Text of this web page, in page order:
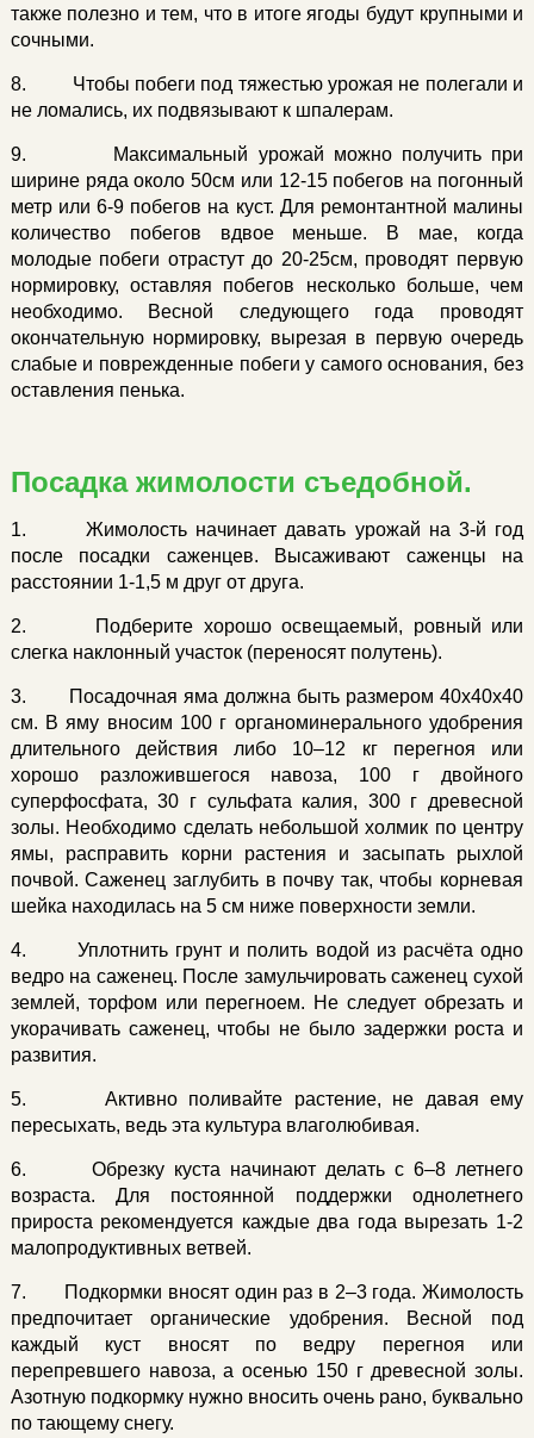
также полезно и тем, что в итоге ягоды будут крупными и
сочными.
8. Чтобы побеги под тяжестью урожая не полегали и
не ломались, их подвязывают к шпалерам.
9. Максимальный урожай можно получить при
ширине ряда около 50см или 12-15 побегов на погонный
метр или 6-9 побегов на куст. Для ремонтантной малины
количество побегов вдвое меньше. В мае, когда
молодые побеги отрастут до 20-25см, проводят первую
нормировку, оставляя побегов несколько больше, чем
необходимо. Весной следующего года проводят
окончательную нормировку, вырезая в первую очередь
слабые и поврежденные побеги у самого основания, без
оставления пенька.
Посадка жимолости съедобной.
1. Жимолость начинает давать урожай на 3-й год
после посадки саженцев. Высаживают саженцы на
расстоянии 1-1,5 м друг от друга.
2. Подберите хорошо освещаемый, ровный или
слегка наклонный участок (переносят полутень).
3. Посадочная яма должна быть размером 40х40х40
см. В яму вносим 100 г органоминерального удобрения
длительного действия либо 10–12 кг перегноя или
хорошо разложившегося навоза, 100 г двойного
суперфосфата, 30 г сульфата калия, 300 г древесной
золы. Необходимо сделать небольшой холмик по центру
ямы, расправить корни растения и засыпать рыхлой
почвой. Саженец заглубить в почву так, чтобы корневая
шейка находилась на 5 см ниже поверхности земли.
4. Уплотнить грунт и полить водой из расчёта одно
ведро на саженец. После замульчировать саженец сухой
землей, торфом или перегноем. Не следует обрезать и
укорачивать саженец, чтобы не было задержки роста и
развития.
5. Активно поливайте растение, не давая ему
пересыхать, ведь эта культура влаголюбивая.
6. Обрезку куста начинают делать с 6–8 летнего
возраста. Для постоянной поддержки однолетнего
прироста рекомендуется каждые два года вырезать 1-2
малопродуктивных ветвей.
7. Подкормки вносят один раз в 2–3 года. Жимолость
предпочитает органические удобрения. Весной под
каждый куст вносят по ведру перегноя или
перепревшего навоза, а осенью 150 г древесной золы.
Азотную подкормку нужно вносить очень рано, буквально
по тающему снегу.